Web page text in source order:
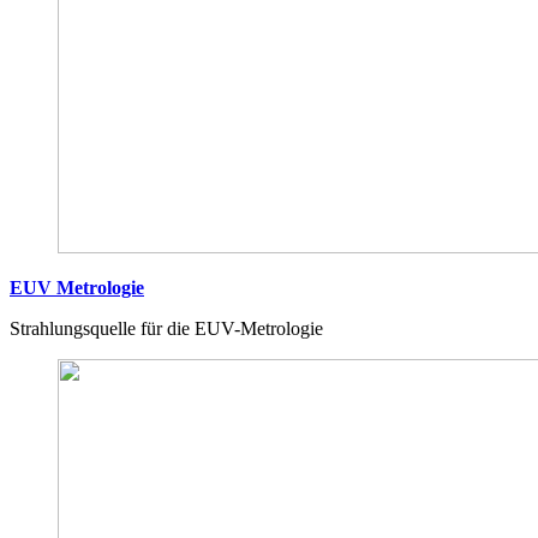
EUV Metrologie
Strahlungsquelle für die EUV-Metrologie